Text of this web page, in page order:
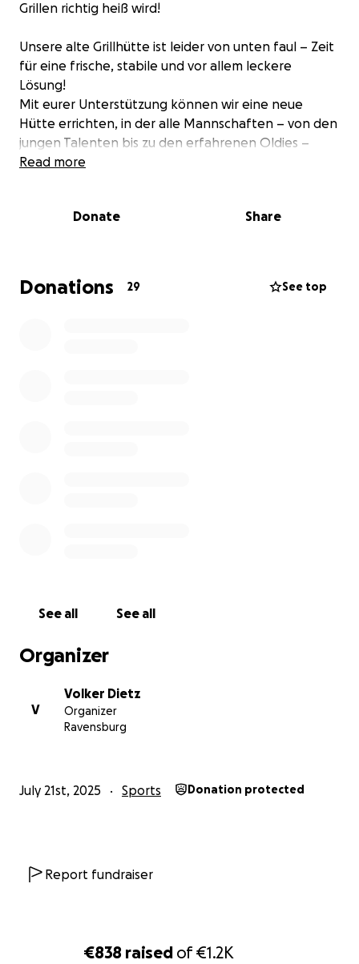
€838 raised of€1.2K
Grillen richtig heiß wird!
Unsere alte Grillhütte ist leider von unten faul – Zeit
für eine frische, stabile und vor allem leckere
Lösung!
Mit eurer Unterstützung können wir eine neue
Hütte errichten, in der alle Mannschaften – von den
jungen Talenten bis zu den erfahrenen Oldies –
gemeinsam grillen und unvergessliche Momente
Jede Spende bringt uns einen Schritt näher an den
Also, lasst uns zusammen anpacken, damit unsere
Grillhütte nicht nur wieder steht, sondern auch
Read more
Donate Share
Donations 29 See top
See all See all
Organizer
V
Volker Dietz
Organizer
Ravensburg
July 21st, 2025 Sports Donation protected
Report fundraiser